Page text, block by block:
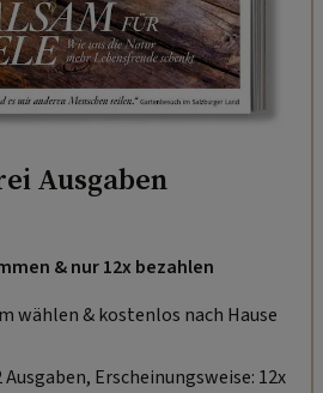
Ausgaben
& nur 12x bezahlen
wählen & kostenlos nach Hause
Erscheinungsweise: 12x